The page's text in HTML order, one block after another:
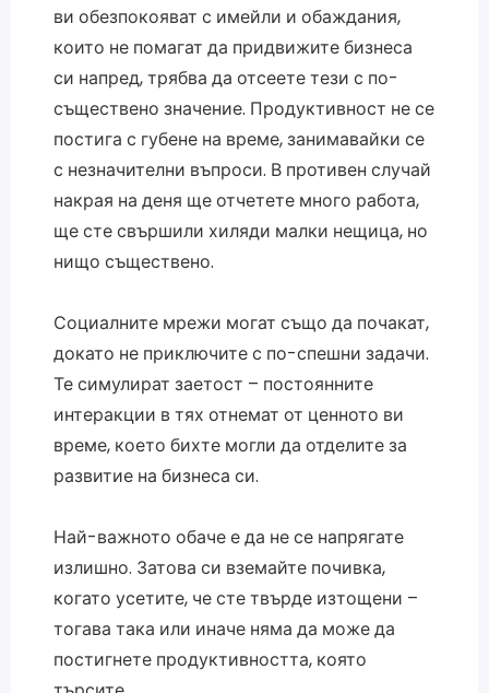
ви обезпокояват с имейли и обаждания,
които не помагат да придвижите бизнеса
си напред, трябва да отсеете тези с по-
съществено значение. Продуктивност не се
постига с губене на време, занимавайки се
с незначителни въпроси. В противен случай
накрая на деня ще отчетете много работа,
ще сте свършили хиляди малки нещица, но
нищо съществено.
Социалните мрежи могат също да почакат,
докато не приключите с по-спешни задачи.
Те симулират заетост – постоянните
интеракции в тях отнемат от ценното ви
време, което бихте могли да отделите за
развитие на бизнеса си.
Най-важното обаче е да не се напрягате
излишно. Затова си вземайте почивка,
когато усетите, че сте твърде изтощени –
тогава така или иначе няма да може да
постигнете продуктивността, която